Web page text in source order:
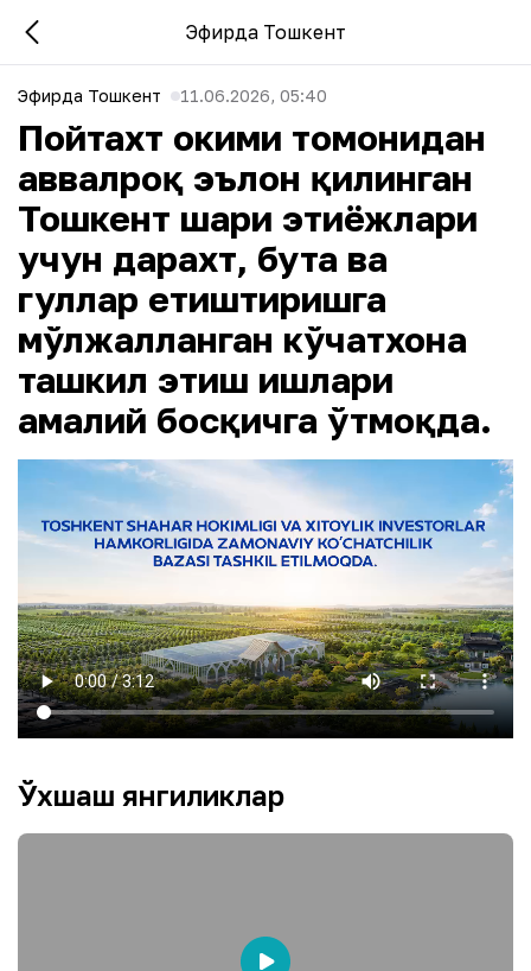
Эфирда Тошкент
Эфирда Тошкент 11.06.2026, 05:40
Пойтахт ҳокими томонидан
аввалроқ эълон қилинган
Тошкент шаҳри эҳтиёжлари
учун дарахт, бута ва
гуллар етиштиришга
мўлжалланган кўчатхона
ташкил этиш ишлари
амалий босқичга ўтмоқда.
Ўхшаш янгиликлар